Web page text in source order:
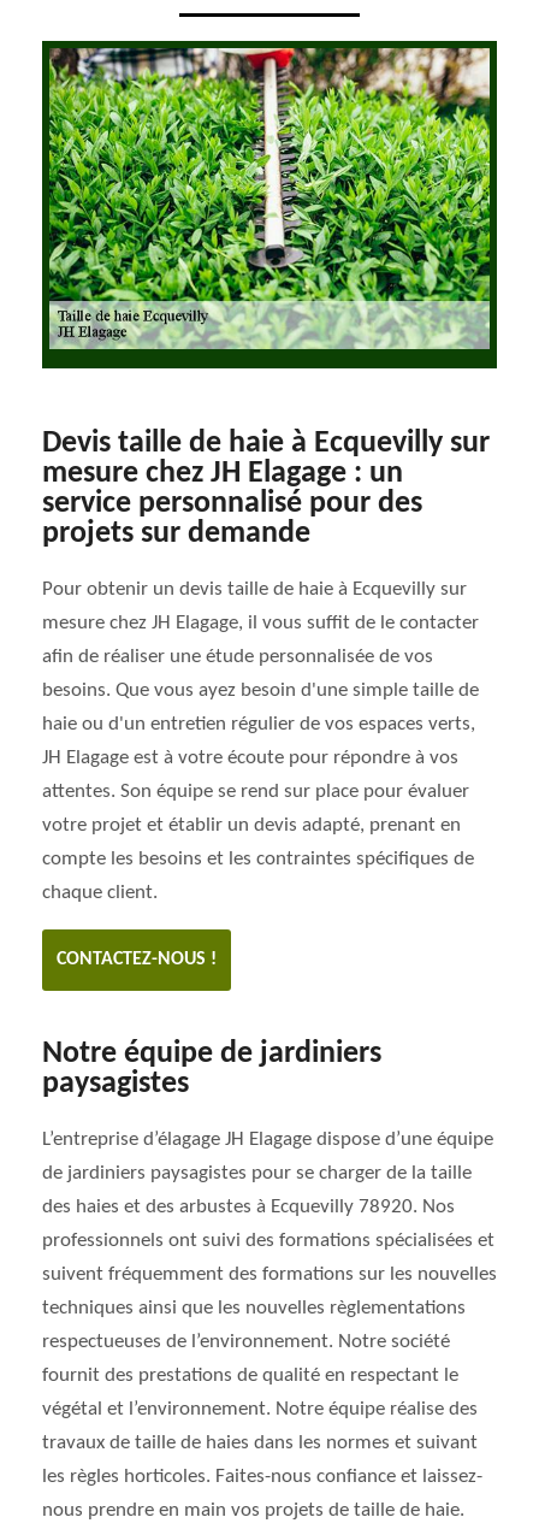
Devis taille de haie à Ecquevilly sur
mesure chez JH Elagage : un
service personnalisé pour des
projets sur demande
Pour obtenir un devis taille de haie à Ecquevilly sur
mesure chez JH Elagage, il vous suffit de le contacter
afin de réaliser une étude personnalisée de vos
besoins. Que vous ayez besoin d'une simple taille de
haie ou d'un entretien régulier de vos espaces verts,
JH Elagage est à votre écoute pour répondre à vos
attentes. Son équipe se rend sur place pour évaluer
votre projet et établir un devis adapté, prenant en
compte les besoins et les contraintes spécifiques de
chaque client.
CONTACTEZ-NOUS !
Notre équipe de jardiniers
paysagistes
L’entreprise d’élagage JH Elagage dispose d’une équipe
de jardiniers paysagistes pour se charger de la taille
des haies et des arbustes à Ecquevilly 78920. Nos
professionnels ont suivi des formations spécialisées et
suivent fréquemment des formations sur les nouvelles
techniques ainsi que les nouvelles règlementations
respectueuses de l’environnement. Notre société
fournit des prestations de qualité en respectant le
végétal et l’environnement. Notre équipe réalise des
travaux de taille de haies dans les normes et suivant
les règles horticoles. Faites-nous confiance et laissez-
nous prendre en main vos projets de taille de haie.